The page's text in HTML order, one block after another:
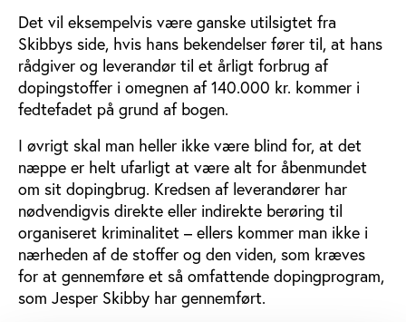
Det vil eksempelvis være ganske utilsigtet fra
Skibbys side, hvis hans bekendelser fører til, at hans
rådgiver og leverandør til et årligt forbrug af
dopingstoffer i omegnen af 140.000 kr. kommer i
fedtefadet på grund af bogen.
I øvrigt skal man heller ikke være blind for, at det
næppe er helt ufarligt at være alt for åbenmundet
om sit dopingbrug. Kredsen af leverandører har
nødvendigvis direkte eller indirekte berøring til
organiseret kriminalitet – ellers kommer man ikke i
nærheden af de stoffer og den viden, som kræves
for at gennemføre et så omfattende dopingprogram,
som Jesper Skibby har gennemført.